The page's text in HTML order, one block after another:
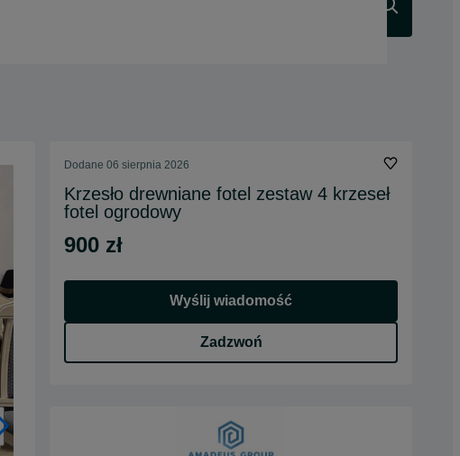
Dodane 06 sierpnia 2026
Krzesło drewniane fotel zestaw 4 krzeseł
fotel ogrodowy
900 zł
Wyślij wiadomość
Zadzwoń